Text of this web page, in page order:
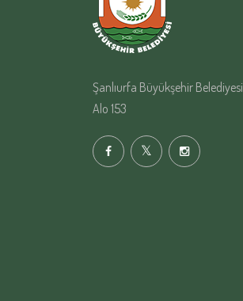
Şanlıurfa Büyükşehir Belediyesi
Alo 153